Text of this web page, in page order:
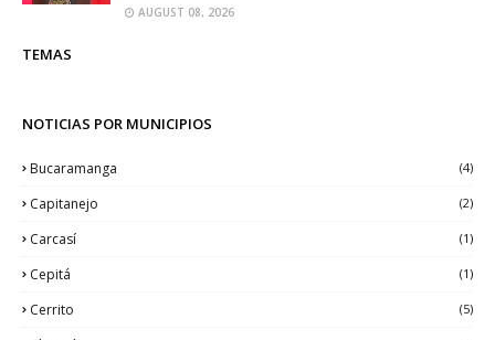
AUGUST 08, 2026
TEMAS
NOTICIAS POR MUNICIPIOS
Bucaramanga (4)
Capitanejo (2)
Carcasí (1)
Cepitá (1)
Cerrito (5)